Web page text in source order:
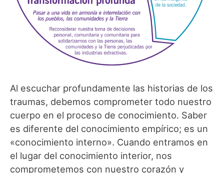
Al escuchar profundamente las historias de los
traumas, debemos comprometer todo nuestro
cuerpo en el proceso de conocimiento. Saber
es diferente del conocimiento empírico; es un
«conocimiento interno». Cuando entramos en
el lugar del conocimiento interior, nos
comprometemos con nuestro corazón y